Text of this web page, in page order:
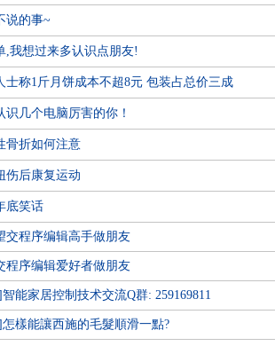
说的事~
,我想过来多认识点朋友!
士称1斤月饼成本不超8元 包装占总价三成
识几个电脑厉害的你！
骨折如何注意
伤后康复运动
底笑话
交程序编辑高手做朋友
程序编辑爱好者做朋友
能家居控制技术交流Q群: 259169811
樣能讓西施的毛髮順滑一點?